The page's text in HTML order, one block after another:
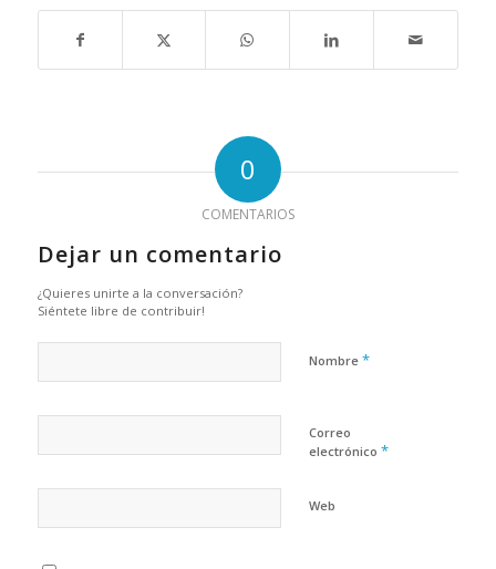
0
COMENTARIOS
Dejar un comentario
¿Quieres unirte a la conversación?
Siéntete libre de contribuir!
Nombre *
Correo
electrónico *
Web